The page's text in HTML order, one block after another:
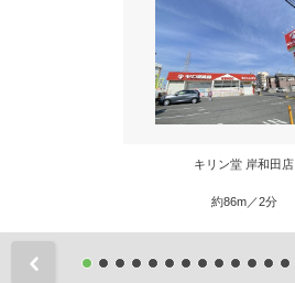
キリン堂 岸和田店
約86m／2分